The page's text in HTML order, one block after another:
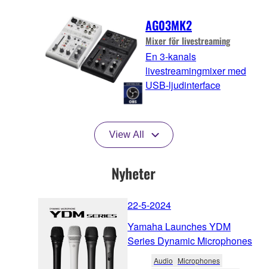
AG03MK2
Mixer för livestreaming
En 3-kanals
livestreamingmixer med
USB-ljudinterface
View All
Nyheter
22-5-2024
Yamaha Launches YDM
Series Dynamic Microphones
Audio Microphones